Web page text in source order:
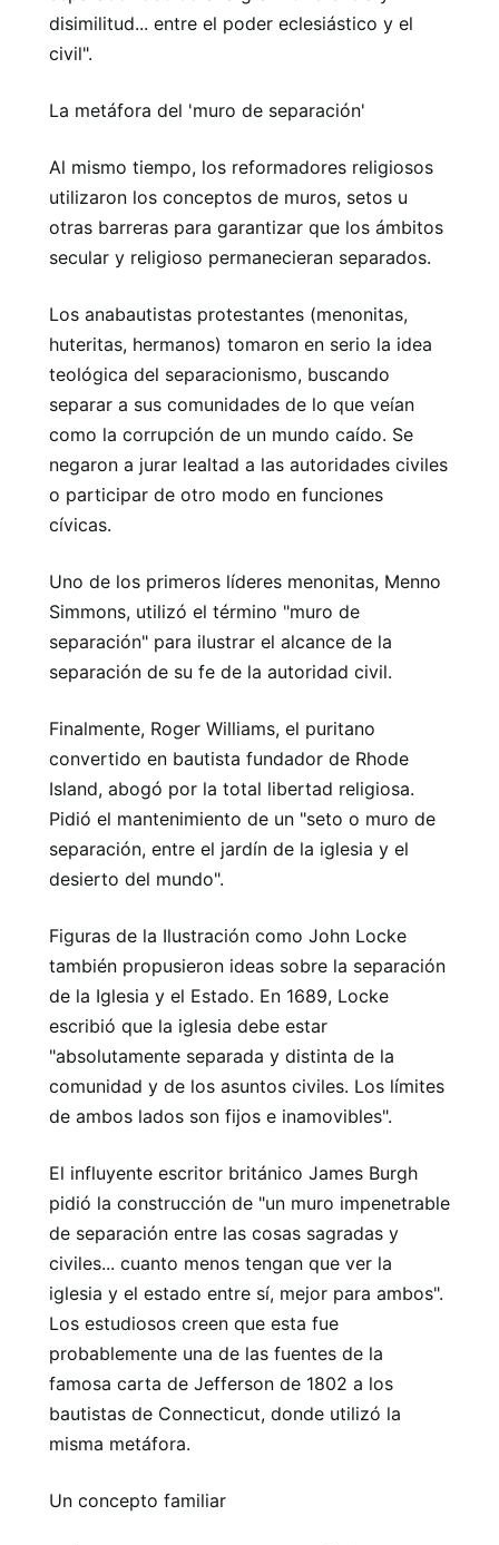
disimilitud... entre el poder eclesiástico y el
civil".
La metáfora del 'muro de separación'
Al mismo tiempo, los reformadores religiosos
utilizaron los conceptos de muros, setos u
otras barreras para garantizar que los ámbitos
secular y religioso permanecieran separados.
Los anabautistas protestantes (menonitas,
huteritas, hermanos) tomaron en serio la idea
teológica del separacionismo, buscando
separar a sus comunidades de lo que veían
como la corrupción de un mundo caído. Se
negaron a jurar lealtad a las autoridades civiles
o participar de otro modo en funciones
cívicas.
Uno de los primeros líderes menonitas, Menno
Simmons, utilizó el término "muro de
separación" para ilustrar el alcance de la
separación de su fe de la autoridad civil.
Finalmente, Roger Williams, el puritano
convertido en bautista fundador de Rhode
Island, abogó por la total libertad religiosa.
Pidió el mantenimiento de un "seto o muro de
separación, entre el jardín de la iglesia y el
desierto del mundo".
Figuras de la Ilustración como John Locke
también propusieron ideas sobre la separación
de la Iglesia y el Estado. En 1689, Locke
escribió que la iglesia debe estar
"absolutamente separada y distinta de la
comunidad y de los asuntos civiles. Los límites
de ambos lados son fijos e inamovibles".
El influyente escritor británico James Burgh
pidió la construcción de "un muro impenetrable
de separación entre las cosas sagradas y
civiles... cuanto menos tengan que ver la
iglesia y el estado entre sí, mejor para ambos".
Los estudiosos creen que esta fue
probablemente una de las fuentes de la
famosa carta de Jefferson de 1802 a los
bautistas de Connecticut, donde utilizó la
misma metáfora.
Un concepto familiar